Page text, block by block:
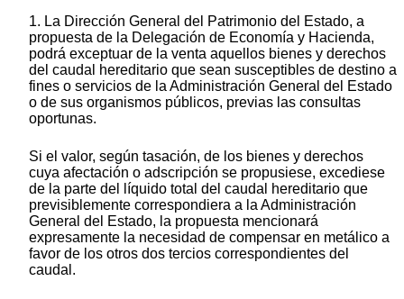
1. La Dirección General del Patrimonio del Estado, a
propuesta de la Delegación de Economía y Hacienda,
podrá exceptuar de la venta aquellos bienes y derechos
del caudal hereditario que sean susceptibles de destino a
fines o servicios de la Administración General del Estado
o de sus organismos públicos, previas las consultas
oportunas.
Si el valor, según tasación, de los bienes y derechos
cuya afectación o adscripción se propusiese, excediese
de la parte del líquido total del caudal hereditario que
previsiblemente correspondiera a la Administración
General del Estado, la propuesta mencionará
expresamente la necesidad de compensar en metálico a
favor de los otros dos tercios correspondientes del
caudal.